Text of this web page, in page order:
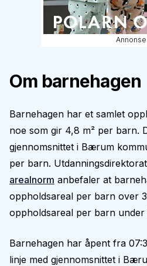
Annonse
Om barnehagen
Barnehagen har et samlet
noe som gir 4,8 m² per barn.
gjennomsnittet i Bærum
per barn.
arealnorm anbefaler at
oppholdsareal per barn over
oppholdsareal per barn under
Barnehagen har åpent fra
linje med gjennomsnittet i